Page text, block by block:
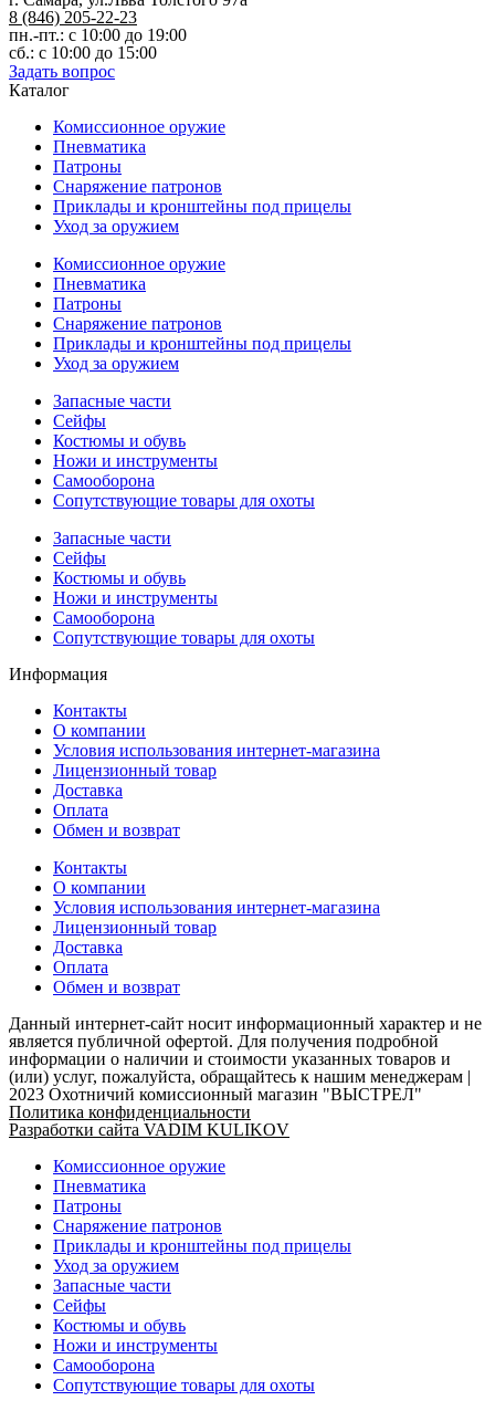
8 (846) 205-22-23
пн.-пт.: с 10:00 до 19:00
сб.: с 10:00 до 15:00
Задать вопрос
Каталог
Комиссионное оружие
Пневматика
Патроны
Снаряжение патронов
Приклады и кронштейны под прицелы
Уход за оружием
Комиссионное оружие
Пневматика
Патроны
Снаряжение патронов
Приклады и кронштейны под прицелы
Уход за оружием
Запасные части
Сейфы
Костюмы и обувь
Ножи и инструменты
Самооборона
Сопутствующие товары для охоты
Запасные части
Сейфы
Костюмы и обувь
Ножи и инструменты
Самооборона
Сопутствующие товары для охоты
Информация
Контакты
О компании
Условия использования интернет-магазина
Лицензионный товар
Доставка
Оплата
Обмен и возврат
Контакты
О компании
Условия использования интернет-магазина
Лицензионный товар
Доставка
Оплата
Обмен и возврат
Данный интернет-сайт носит информационный характер и не
является публичной офертой. Для получения подробной
информации о наличии и стоимости указанных товаров и
(или) услуг, пожалуйста, обращайтесь к нашим менеджерам |
2023 Охотничий комиссионный магазин "ВЫСТРЕЛ"
Политика конфиденциальности
Разработки сайта VADIM KULIKOV
Комиссионное оружие
Пневматика
Патроны
Снаряжение патронов
Приклады и кронштейны под прицелы
Уход за оружием
Запасные части
Сейфы
Костюмы и обувь
Ножи и инструменты
Самооборона
Сопутствующие товары для охоты